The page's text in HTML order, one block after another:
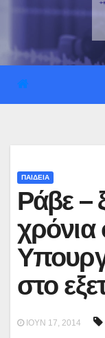
ΠΑΙΔΕΙΑ
Ράβε –
χρόνια
στο
ΙΟΎΝ 17, 2014